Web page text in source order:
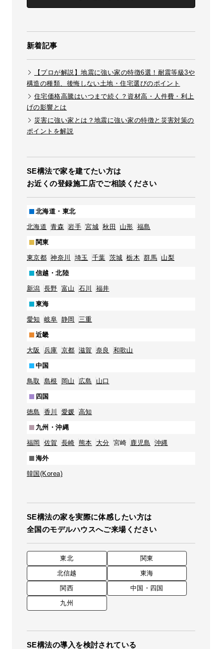
新着記事
【プロが解説】地震に強い家の特徴6選！耐震等級3や
構造の種類、後悔しない土地・住宅選びのポイント
住宅価格高騰はいつまで続く？資材高・人件費・利上
げの影響とは
災害に強い家とは？地震に強い家の特徴と災害対策の
ポイントを解説
SE構法で家を建てたい方は
お近くの登録施工店でご相談ください
北海道・東北
北海道 青森 岩手 宮城 秋田 山形 福島
関東
東京都 神奈川 埼玉 千葉 茨城 栃木 群馬 山梨
信越・北陸
新潟 長野 富山 石川 福井
東海
愛知 岐阜 静岡 三重
近畿
大阪 兵庫 京都 滋賀 奈良 和歌山
中国
鳥取 島根 岡山 広島 山口
四国
徳島 香川 愛媛 高知
九州・沖縄
福岡 佐賀 長崎 熊本 大分 宮崎 鹿児島 沖縄
海外
韓国(Korea)
SE構法の家を実際に体感したい方は
全国のモデルハウスへご来場ください
東北
関東
北信越
東海
関西
中国・四国
九州
SE構法の導入を検討されている